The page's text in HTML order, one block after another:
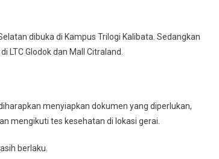
dibuka di Kampus Trilogi Kalibata. Sedangkan
Glodok dan Mall Citraland.
menyiapkan dokumen yang diperlukan,
mengikuti tes kesehatan di lokasi gerai.
berlaku.